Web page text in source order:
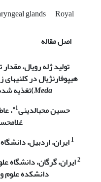
glands
Royal
اصل مقاله
تولید ژله رویال،
هیپوفارنژیال در
Meda
)تغذیه
حسین محب­الدینی1* ،
1ایران، اردبیل،
2ایران، گرگان، دانشگاه
دانشکده علوم